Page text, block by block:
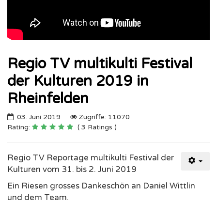
Regio TV multikulti Festival
der Kulturen 2019 in
Rheinfelden
03. Juni 2019
Zugriffe: 11070
Rating:
( 3 Ratings )
Regio TV Reportage multikulti Festival der
Kulturen vom 31. bis 2. Juni 2019
Ein Riesen grosses Dankeschön an Daniel Wittlin
und dem Team.